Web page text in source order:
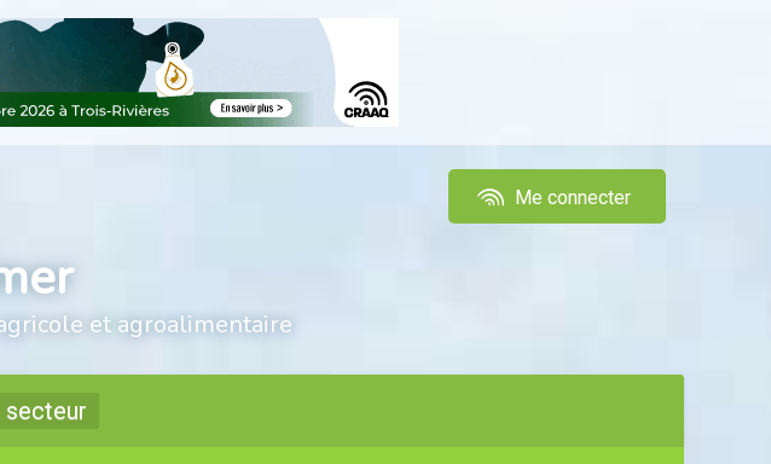
Me connecter
et agroalimentaire
secteur